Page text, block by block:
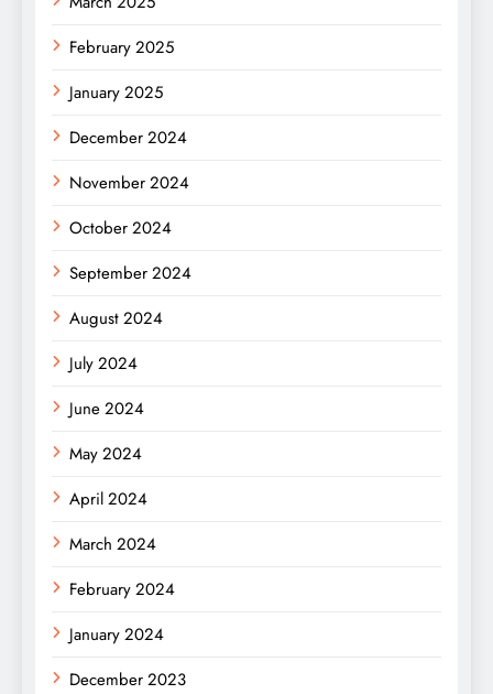
February 2025
January 2025
December 2024
November 2024
October 2024
September 2024
August 2024
July 2024
June 2024
May 2024
April 2024
March 2024
February 2024
January 2024
December 2023